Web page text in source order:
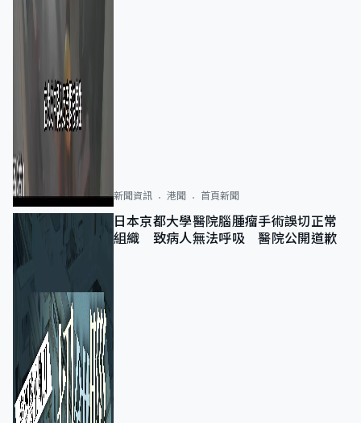
新聞資訊 港聞 首頁新聞
日本京都大學醫院腦腫瘤手術誤切正常
組織 致病人無法呼吸 醫院公開道歉